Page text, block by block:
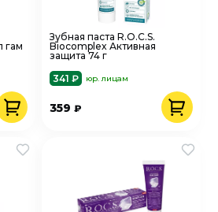
гам
Зубная паста R.O.C.S.
Biocomplex Активная
защита 74 г
341 ₽
юр. лицам
359₽